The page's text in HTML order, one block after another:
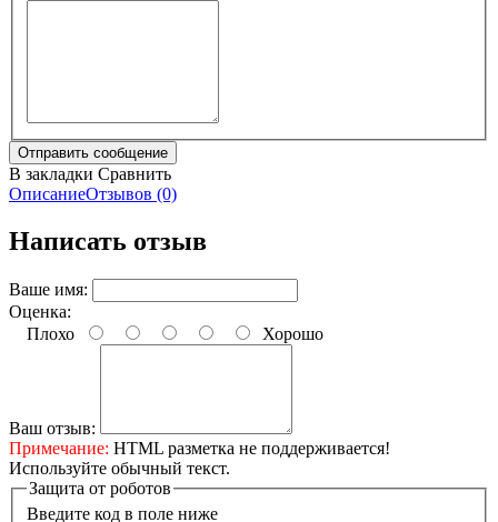
В закладки Сравнить
ОписаниеОтзывов (0)
Написать отзыв
Ваше имя:
Оценка:
Плохо
Хорошо
Ваш отзыв:
Примечание: HTML разметка не поддерживается!
Используйте обычный текст.
Защита от роботов
Введите код в поле ниже